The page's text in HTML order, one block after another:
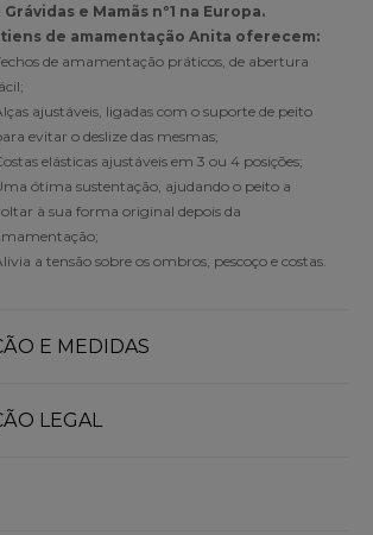
e Mamãs nº1 na Europa.
de amamentação Anita oferecem:
de amamentação práticos, de abertura
ajustáveis, ligadas com o suporte de peito
evitar o deslize das mesmas;
elásticas ajustáveis em 3 ou 4 posições;
ótima sustentação, ajudando o peito a
à sua forma original depois da
a tensão sobre os ombros, pescoço e costas.
E MEDIDAS
LEGAL